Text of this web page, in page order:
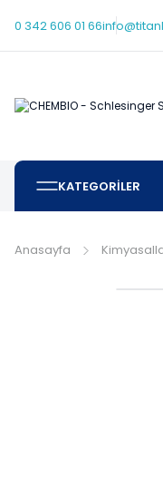
0 342 606 01 66
KATEGORİLER
Anasayfa